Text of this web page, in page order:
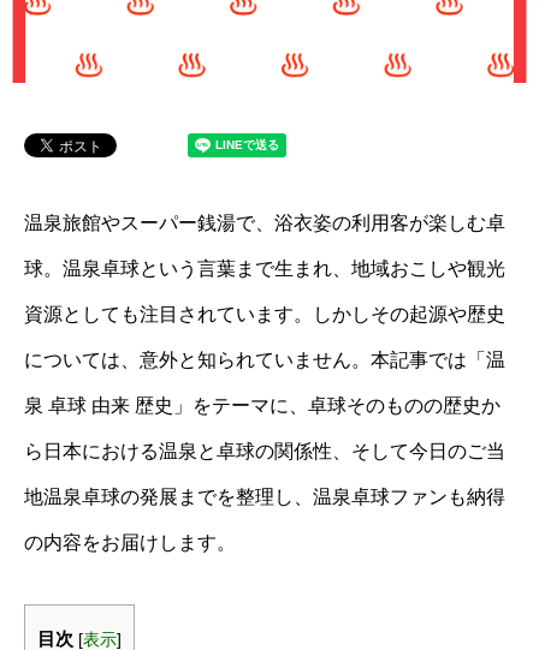
温泉旅館やスーパー銭湯で、浴衣姿の利用客が楽しむ卓
球。温泉卓球という言葉まで生まれ、地域おこしや観光
資源としても注目されています。しかしその起源や歴史
については、意外と知られていません。本記事では「温
泉 卓球 由来 歴史」をテーマに、卓球そのものの歴史か
ら日本における温泉と卓球の関係性、そして今日のご当
地温泉卓球の発展までを整理し、温泉卓球ファンも納得
の内容をお届けします。
目次 [表示]